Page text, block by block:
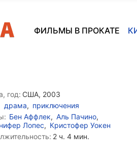
ФИЛЬМЫ В ПРОКАТЕ
год: США, 2003
драма, приключения
Бен Аффлек, Аль Пачино,
Лопес, Кристофер Уокен
2 ч. 4 мин.